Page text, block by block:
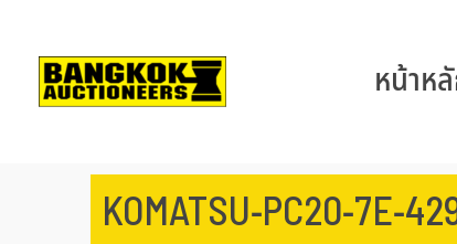
หน้าห
KOMATSU-PC20-7E-